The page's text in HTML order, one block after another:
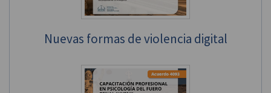
Nuevas formas de violencia digital